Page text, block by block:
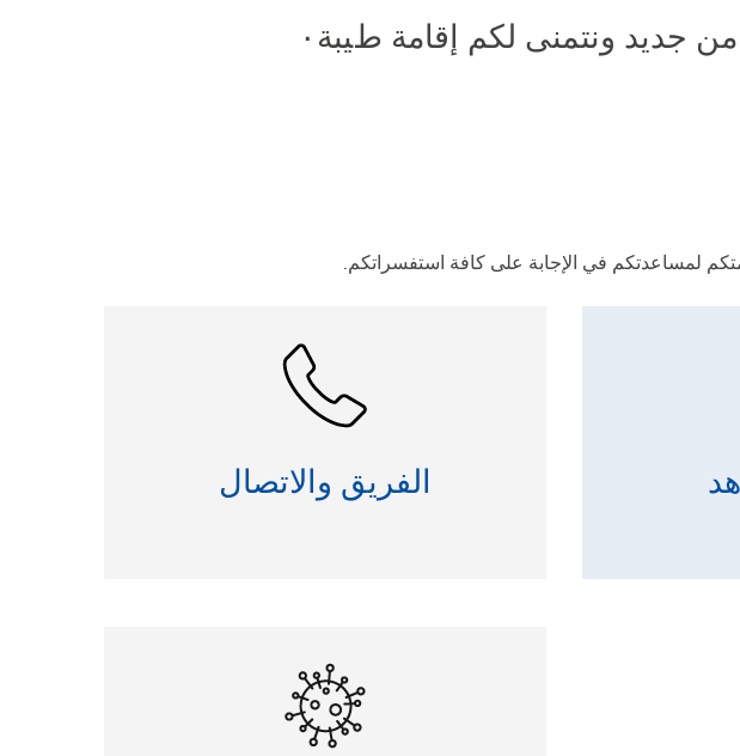
وﻧﺘﻤﻨﻰ ﻟﻜﻢ إﻗﺎﻣﺔ طﯿﺒﺔ٠
ﻟﻤﺴﺎﻋﺪﺗﻜﻢ ﻓﻲ اﻹﺟﺎﺑﺔ ﻋﻠﻰ ﻛﺎﻓﺔ اﺳﺘﻔﺴﺮاﺗﻜﻢ.
الفريق والاتصال